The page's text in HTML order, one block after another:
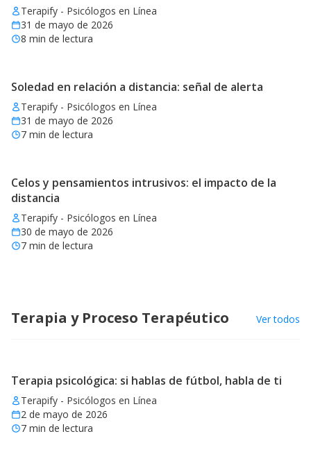
Terapify - Psicólogos en Línea
31 de mayo de 2026
8 min de lectura
Soledad en relación a distancia: señal de alerta
Terapify - Psicólogos en Línea
31 de mayo de 2026
7 min de lectura
Celos y pensamientos intrusivos: el impacto de la
distancia
Terapify - Psicólogos en Línea
30 de mayo de 2026
7 min de lectura
Terapia y Proceso Terapéutico Ver todos
Terapia psicológica: si hablas de fútbol, habla de ti
Terapify - Psicólogos en Línea
2 de mayo de 2026
7 min de lectura